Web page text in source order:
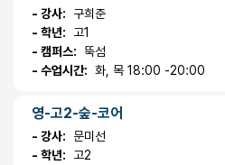
- 강사:
구희준
- 학년:
고1
- 캠퍼스:
뚝섬
- 수업시간: 화, 목 18:00 -20:00
영-고2-숲-코어
- 강사: 문미선
- 학년:
고2